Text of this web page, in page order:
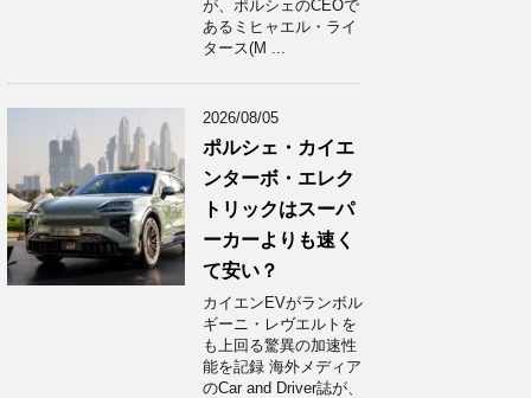
が、ポルシェのCEOで
あるミヒャエル・ライ
タース(M ...
2026/08/05
ポルシェ・カイエ
ンターボ・エレク
トリックはスーパ
ーカーよりも速く
て安い？
カイエンEVがランボル
ギーニ・レヴエルトを
も上回る驚異の加速性
能を記録 海外メディア
のCar and Driver誌が、